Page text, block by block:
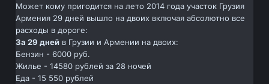
Может кому пригодится на лето 2014 года участок Грузия
Армения 29 дней вышло на двоих включая абсолютно все
расходы в дороге:
За 29 дней в Грузии и Армении на двоих:
Бензин - 6000 руб.
Жилье - 14580 рублей за 28 ночей
Еда - 15 550 рублей